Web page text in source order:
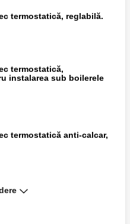
termostatică, reglabilă.
termostatică,
instalarea sub boilerele
termostatică anti-calcar,
termostatică anti-calcar,